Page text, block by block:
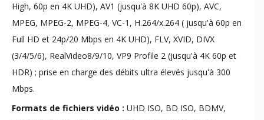
High, 60p en 4K UHD), AV1 (jusqu'à 8K UHD 60p), AVC,
MPEG, MPEG-2, MPEG-4, VC-1, H.264/x.264 ( jusqu'à 60p en
Full HD et 24p/20 Mbps en 4K UHD), FLV, XVID, DIVX
(3/4/5/6), RealVideo8/9/10, VP9 Profile 2 (jusqu'à 4K 60p et
HDR) ; prise en charge des débits ultra élevés jusqu'à 300
Mbps.
Formats de fichiers vidéo : UHD ISO, BD ISO, BDMV,